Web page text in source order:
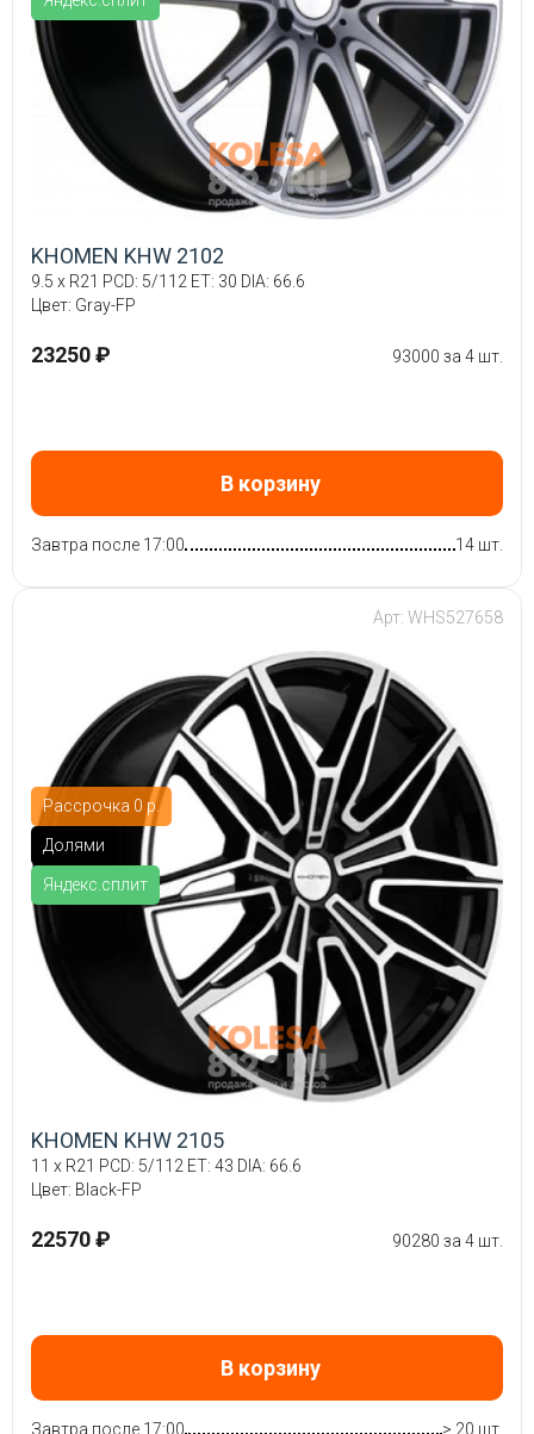
KHOMEN KHW 2102
9.5 x R21 PCD: 5/112 ET: 30 DIA: 66.6
Цвет: Gray-FP
23250 ₽ 93000 за 4 шт.
В корзину
Завтра после 17:00 14 шт.
Рассрочка 0 р.
Долями
Яндекс.сплит
Арт: WHS527658
KHOMEN KHW 2105
11 x R21 PCD: 5/112 ET: 43 DIA: 66.6
Цвет: Black-FP
22570 ₽ 90280 за 4 шт.
В корзину
Завтра после 17:00 > 20 шт.